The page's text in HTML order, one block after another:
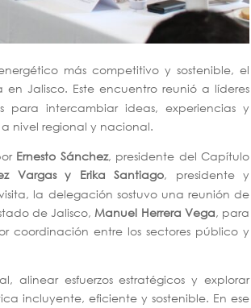
más competitivo y sostenible, el
Jalisco. Este encuentro reunió a líderes
para intercambiar ideas, experiencias y
nivel regional y nacional.
Ernesto Sánchez, presidente del Capítulo
Vargas y Erika Santiago, presidente y
la delegación sostuvo una reunión de
de Jalisco,Manuel Herrera Vega, para
coordinación entre los sectores público y
alinear esfuerzos estratégicos y explorar
incluyente, eficiente y sostenible. En ese